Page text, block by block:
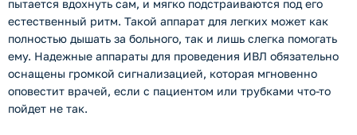
пытается вдохнуть сам, и мягко подстраиваются под его
естественный ритм. Такой аппарат для легких может как
полностью дышать за больного, так и лишь слегка помогать
ему. Надежные аппараты для проведения ИВЛ обязательно
оснащены громкой сигнализацией, которая мгновенно
оповестит врачей, если с пациентом или трубками что-то
пойдет не так.